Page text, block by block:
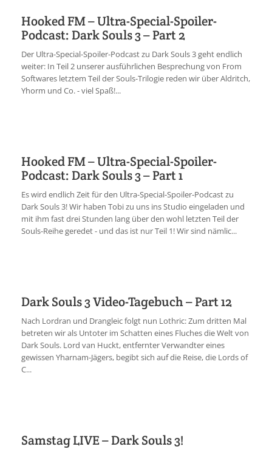
Hooked FM – Ultra-Special-Spoiler-
Podcast: Dark Souls 3 – Part 2
Der Ultra-Special-Spoiler-Podcast zu Dark Souls 3 geht endlich
weiter: In Teil 2 unserer ausführlichen Besprechung von From
Softwares letztem Teil der Souls-Trilogie reden wir über Aldritch,
Yhorm und Co. - viel Spaß!...
Hooked FM – Ultra-Special-Spoiler-
Podcast: Dark Souls 3 – Part 1
Es wird endlich Zeit für den Ultra-Special-Spoiler-Podcast zu
Dark Souls 3! Wir haben Tobi zu uns ins Studio eingeladen und
mit ihm fast drei Stunden lang über den wohl letzten Teil der
Souls-Reihe geredet - und das ist nur Teil 1! Wir sind nämlic...
Dark Souls 3 Video-Tagebuch – Part 12
Nach Lordran und Drangleic folgt nun Lothric: Zum dritten Mal
betreten wir als Untoter im Schatten eines Fluches die Welt von
Dark Souls. Lord van Huckt, entfernter Verwandter eines
gewissen Yharnam-Jägers, begibt sich auf die Reise, die Lords of
C...
Samstag LIVE – Dark Souls 3!